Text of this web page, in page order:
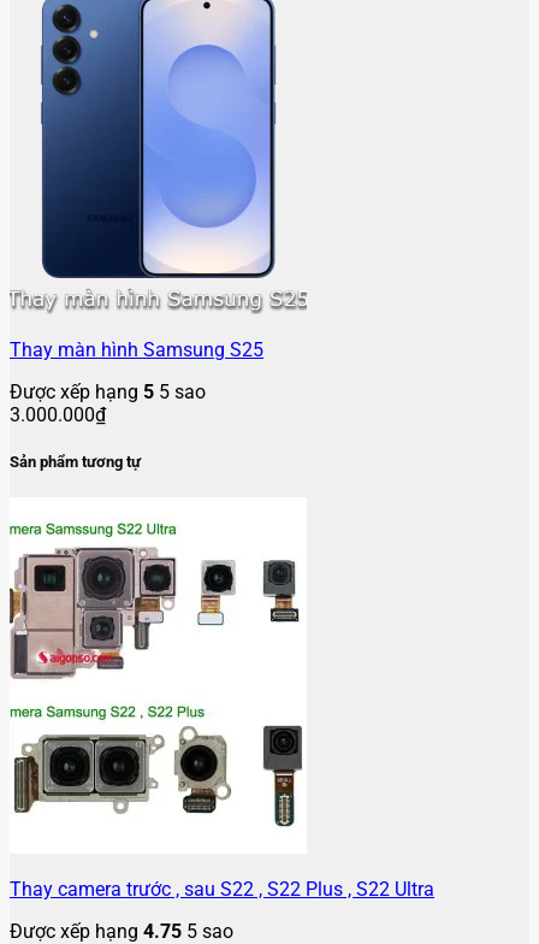
Thay màn hình Samsung S25
Được xếp hạng 5 5 sao
3.000.000₫
Sản phẩm tương tự
Thay camera trước , sau S22 , S22 Plus , S22 Ultra
Được xếp hạng 4.75 5 sao